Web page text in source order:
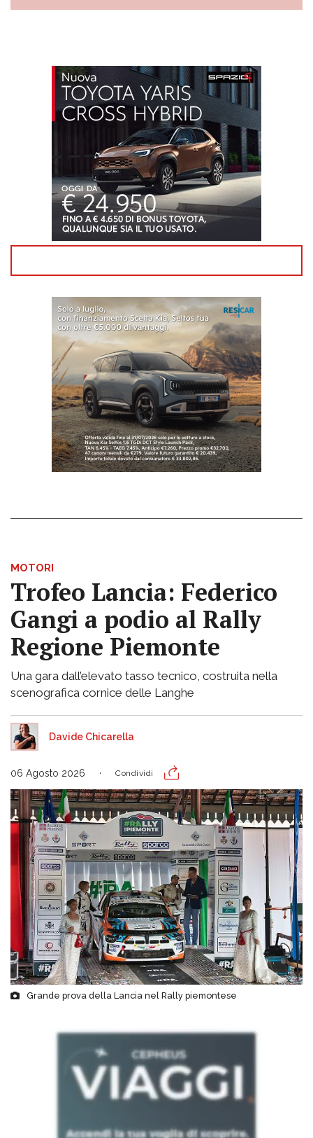
MOTORI
Trofeo Lancia: Federico
Gangi a podio al Rally
Regione Piemonte
Una gara dall’elevato tasso tecnico, costruita nella
scenografica cornice delle Langhe
Davide Chicarella
06 Agosto 2026 Condividi
Grande prova della Lancia nel Rally piemontese